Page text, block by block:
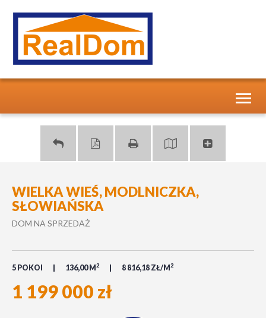
WIELKA WIEŚ, MODLNICZKA,
SŁOWIAŃSKA
DOM NA SPRZEDAŻ
5 POKOI 136,00 M 2 8 816,18 ZŁ/M 2
1 199 000 zł